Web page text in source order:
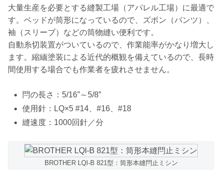
大量生産を必要とする縫製工場（アパレル工場）に最適で
す。ベッドが筒形になっているので、ズボン（パンツ）、
袖（スリーブ）などの筒物縫い便利です。
自動糸切装置がついているので、作業能率がかなり増大し
ます。縮緬塗装による近代的概観を備えているので、長時
間使用する場合でも作業者を疲れさせません。
閂の長さ：5/16”～5/8”
使用針：LQ×5 #14、#16、#18
縫速度：1000回針／分
BROTHER LQI-B 821型：筒形本縫閂止ミシン